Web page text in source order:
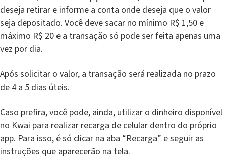
deseja retirar e informe a conta onde deseja que o valor
seja depositado. Você deve sacar no mínimo R$ 1,50 e
máximo R$ 20 e a transação só pode ser feita apenas uma
vez por dia.
Após solicitar o valor, a transação será realizada no prazo
de 4 a 5 dias úteis.
Caso prefira, você pode, ainda, utilizar o dinheiro disponível
no Kwai para realizar recarga de celular dentro do próprio
app. Para isso, é só clicar na aba “Recarga” e seguir as
instruções que aparecerão na tela.